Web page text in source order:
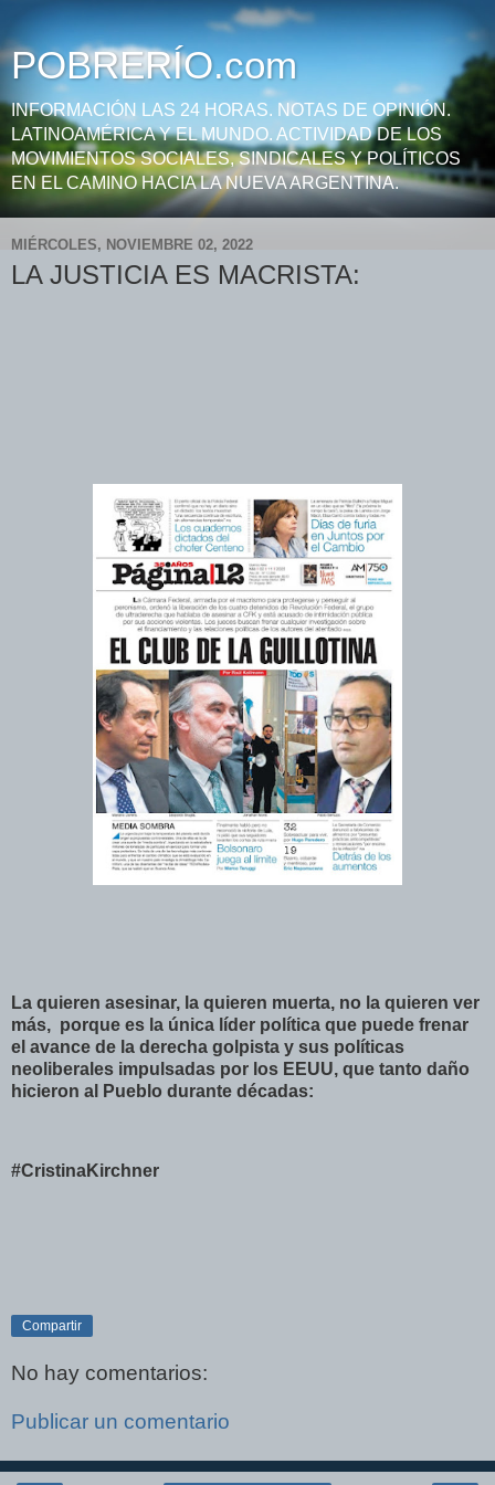
POBRERÍO.com
INFORMACIÓN LAS 24 HORAS. NOTAS DE OPINIÓN.
LATINOAMÉRICA Y EL MUNDO. ACTIVIDAD DE LOS
MOVIMIENTOS SOCIALES, SINDICALES Y POLÍTICOS
EN EL CAMINO HACIA LA NUEVA ARGENTINA.
MIÉRCOLES, NOVIEMBRE 02, 2022
LA JUSTICIA ES MACRISTA:
La quieren asesinar, la quieren muerta, no la quieren ver
más, porque es la única líder política que puede frenar
el avance de la derecha golpista y sus políticas
neoliberales impulsadas por los EEUU, que tanto daño
hicieron al Pueblo durante décadas:
#CristinaKirchner
Compartir
No hay comentarios:
Publicar un comentario